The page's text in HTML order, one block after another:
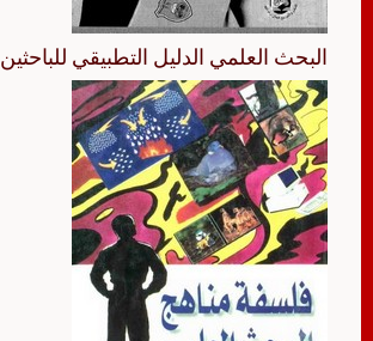
البحث العلمي الدليل التطبيقي للباحثين